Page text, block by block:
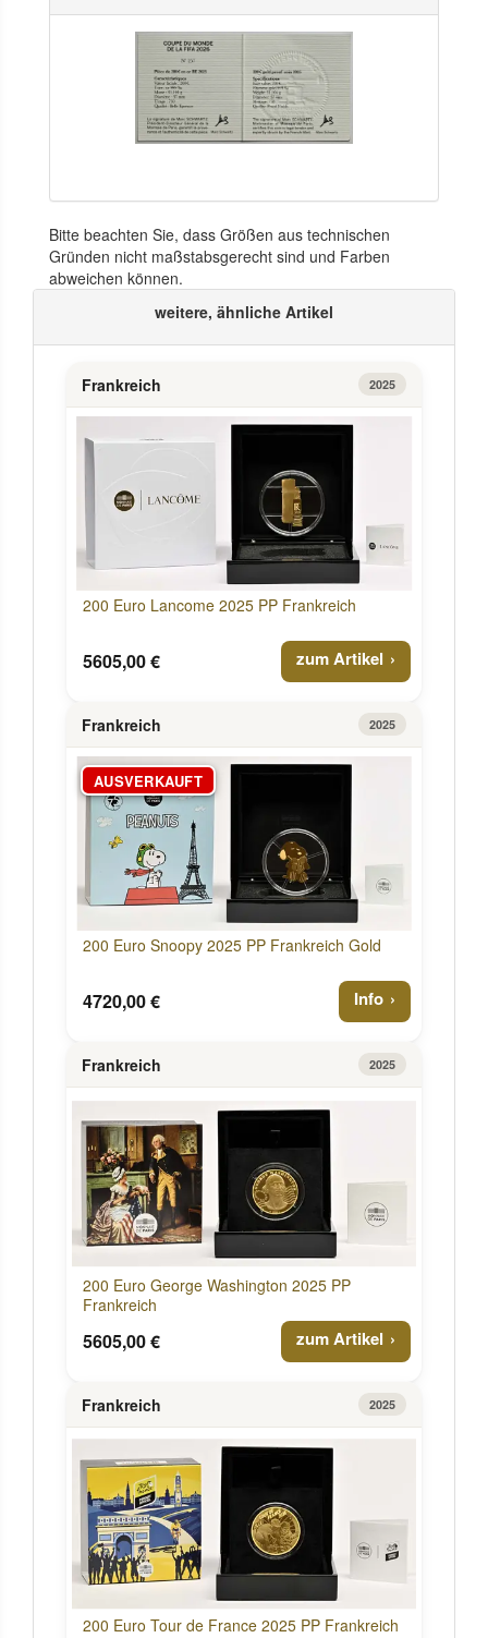
Bitte beachten Sie, dass Größen aus technischen
Gründen nicht maßstabsgerecht sind und Farben
abweichen können.
weitere, ähnliche Artikel
Frankreich 2025
200 Euro Lancome 2025 PP Frankreich
5605,00 € zum Artikel
Frankreich 2025
AUSVERKAUFT
200 Euro Snoopy 2025 PP Frankreich Gold
4720,00 € Info
Frankreich 2025
200 Euro George Washington 2025 PP
Frankreich
5605,00 € zum Artikel
Frankreich 2025
200 Euro Tour de France 2025 PP Frankreich